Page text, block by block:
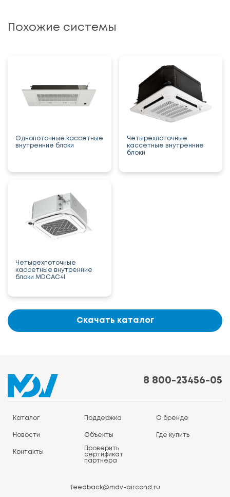
Похожие системы
Однопоточные кассетные
внутренние блоки
Четырехпоточные
кассетные внутренние
блоки
Четырехпоточные
кассетные внутренние
блоки MDCAC4I
Скачать каталог
8 800-23456-05
Каталог Поддержка О бренде
Новости Объекты Где купить
Контакты
Проверить
сертификат
партнера
feedback@mdv-aircond.ru